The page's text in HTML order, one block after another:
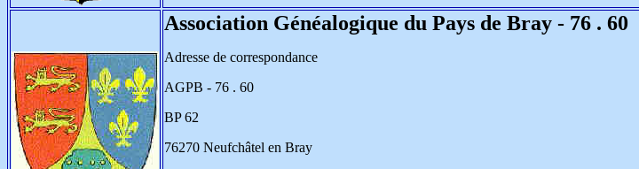
Association Généalogique du Pays de Bray - 76 . 60
Adresse de correspondance
AGPB - 76 . 60
BP 62
76270 Neufchâtel en Bray